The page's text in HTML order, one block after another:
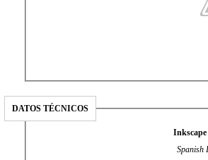
DATOS TÉCNICOS
Spanish